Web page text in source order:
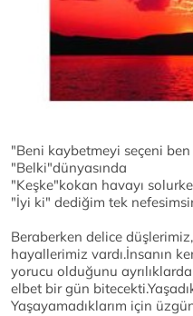
"Beni kaybetmeyi seçeni
"Belki"dünyasında
"Keşke"kokan havayı
"İyi ki" dediğim tek
Beraberken delice
hayallerimiz vardı.İnsanın
yorucu olduğunu
elbet bir gün
Yaşayamadıklarım için